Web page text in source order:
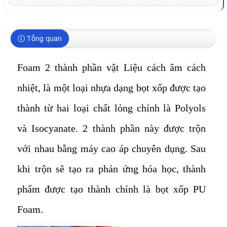
Tổng quan
Foam 2 thành phần vật Liệu cách âm cách
nhiệt, là một loại nhựa dạng bọt xốp được tạo
thành từ hai loại chất lỏng chính là Polyols
và Isocyanate. 2 thành phần này được trộn
với nhau bằng máy cao áp chuyên dụng. Sau
khi trộn sẽ tạo ra phản ứng hóa học, thành
phẩm được tạo thành chính là bọt xốp PU
Foam.